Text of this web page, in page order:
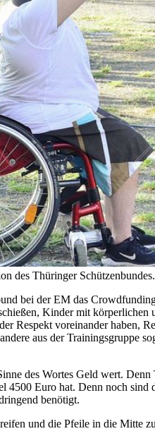
des Thüringer Schützenbundes.
bei der EM das
Kinder mit körperlichen
Respekt voreinander haben,
aus der Trainingsgruppe
des Wortes Geld wert.
4500 Euro hat. Denn noch sind
benötigt.
und die Pfeile in die Mitte